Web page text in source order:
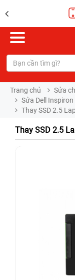
Trang chủ Sửa
Sửa Dell Inspiron
Thay SSD 2.5
Thay SSD 2.5